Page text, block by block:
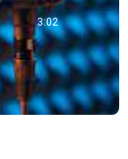
3:02